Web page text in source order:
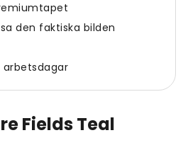
Fields Teal
den faktiska bilden
arbetsdagar